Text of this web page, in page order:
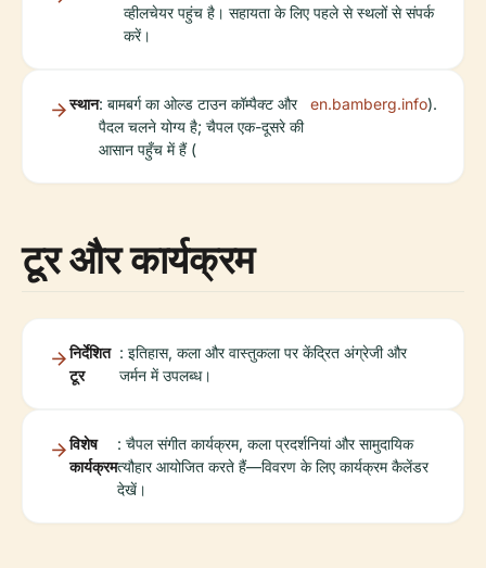
व्हीलचेयर पहुंच है। सहायता के लिए पहले से स्थलों से संपर्क
करें।
स्थान: बामबर्ग का ओल्ड टाउन कॉम्पैक्ट और
पैदल चलने योग्य है; चैपल एक-दूसरे की
आसान पहुँच में हैं (
en.bamberg.info).
टूर और कार्यक्रम
निर्देशित
टूर
: इतिहास, कला और वास्तुकला पर केंद्रित अंग्रेजी और
जर्मन में उपलब्ध।
विशेष
कार्यक्रम
: चैपल संगीत कार्यक्रम, कला प्रदर्शनियां और सामुदायिक
त्यौहार आयोजित करते हैं—विवरण के लिए कार्यक्रम कैलेंडर
देखें।